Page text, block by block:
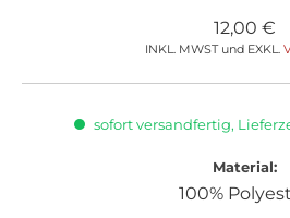
12,00 €
INKL. MWST und EXKL.
sofort versandfertig,
Material:
100%